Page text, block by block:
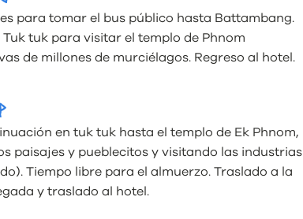
para tomar el bus público hasta Battambang.
tuk para visitar el templo de Phnom
de millones de murciélagos. Regreso al hotel.
en tuk tuk hasta el templo de Ek Phnom,
paisajes y pueblecitos y visitando las industrias
Tiempo libre para el almuerzo. Traslado a la
y traslado al hotel.